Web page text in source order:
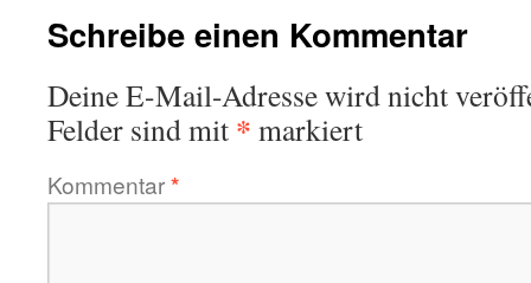
Schreibe einen Kommentar
Deine E-Mail-Adresse wird nicht
Felder sind mit * markiert
Kommentar*